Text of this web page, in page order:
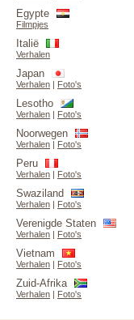
Egypte
Filmpjes
Italië
Verhalen
Japan
Verhalen | Foto's
Lesotho
Verhalen | Foto's
Noorwegen
Verhalen | Foto's
Peru
Verhalen | Foto's
Swaziland
Verhalen | Foto's
Verenigde Staten
Verhalen | Foto's
Vietnam
Verhalen | Foto's
Zuid-Afrika
Verhalen | Foto's